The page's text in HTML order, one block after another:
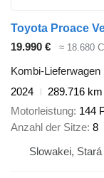
Toyota Proace
19.990 €
≈ 18.680
Kombi-Lieferwagen
2024
289.716 km
Motorleistung 144
Anzahl der Sitze 8
Slowakei, Stará